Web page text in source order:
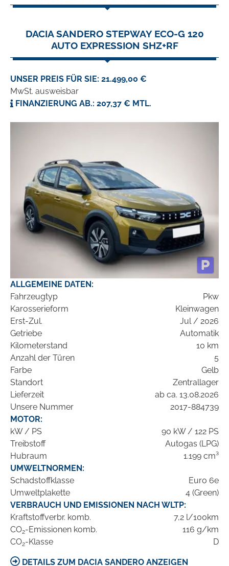
DACIA SANDERO STEPWAY ECO-G 120
AUTO EXPRESSION SHZ+RF
UNSER PREIS FÜR SIE: 21.499,00 €
MwSt. ausweisbar
FINANZIERUNG AB.: 207,37 € MTL.
ALLGEMEINE DATEN:
Fahrzeugtyp
Pkw
Karosserieform
Kleinwagen
Erst-Zul.
Jul / 2026
Getriebe
Automatik
Kilometerstand
10 km
Anzahl der Türen
5
Farbe
Gelb
Standort
Zentrallager
Lieferzeit
ab ca. 13.08.2026
Unsere Nummer
2017-884739
MOTOR:
kW / PS
90 kW / 122 PS
Treibstoff
Autogas (LPG)
Hubraum
1.199 cm³
UMWELTNORMEN:
Schadstoffklasse
Euro 6e
Umweltplakette
4 (Green)
VERBRAUCH UND EMISSIONEN NACH WLTP:
Kraftstoffverbr. komb.
7,2 l/100km
CO2-Emissionen komb.
116 g/km
CO2-Klasse D
DETAILS ZUM DACIA SANDERO ANZEIGEN